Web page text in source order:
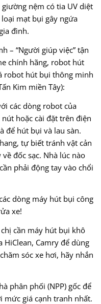
nệm có tia UV diệt
mạt bụi gây ngứa
đình.
– “Người giúp việc” tận
chính hãng, robot hút
robot hút bụi thông minh
Kim miền Tây):
các dòng robot của
nút hoặc cài đặt trên điện
để hút bụi và lau sàn.
tự biết tránh vật cản
đốc sạc. Nhà lúc nào
phải động tay vào chổi
dòng máy hút bụi công
xe!
cần máy hút bụi khô
HiClean, Camry để dùng
sóc xe hơi, hãy nhắn
phân phối (NPP) gốc để
mức giá cạnh tranh nhất.